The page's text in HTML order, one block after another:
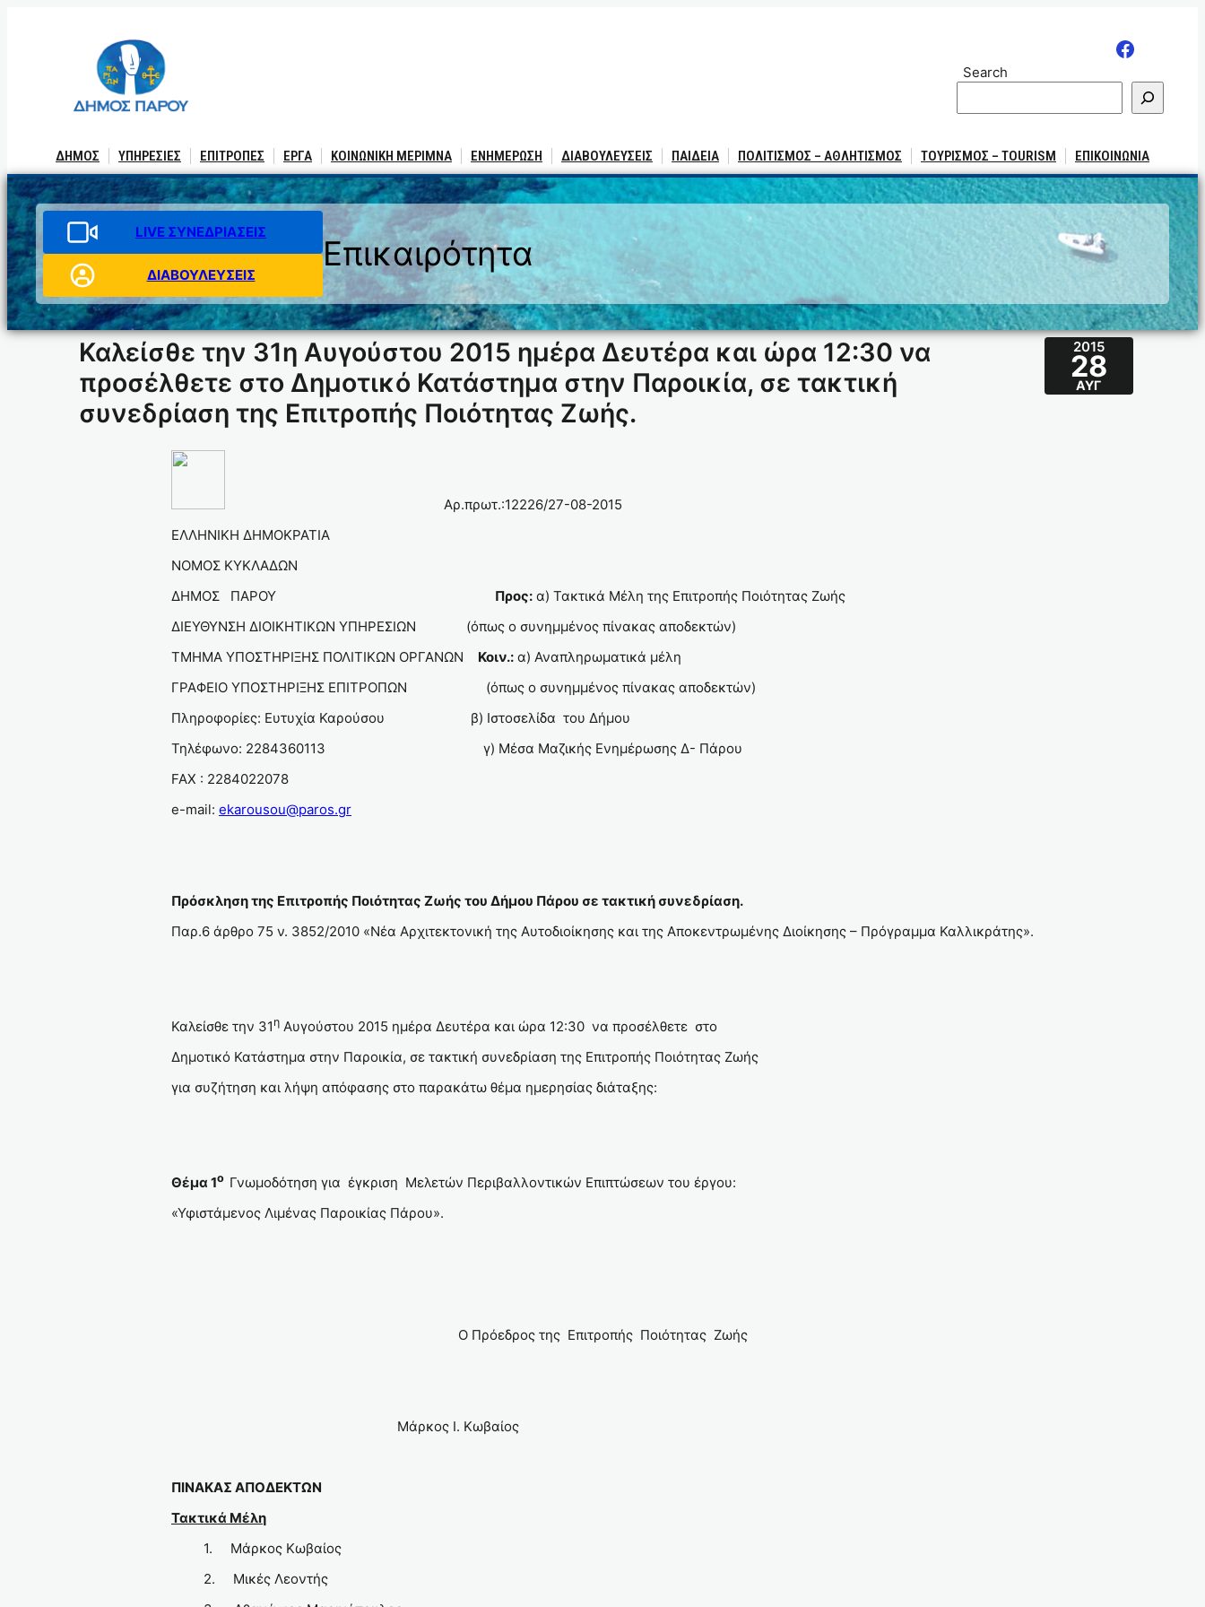
Search
ΔΗΜΟΣ ΥΠΗΡΕΣΙΕΣ ΕΠΙΤΡΟΠΕΣ ΕΡΓΑ ΚΟΙΝΩΝΙΚΗ ΜΕΡΙΜΝΑ ΕΝΗΜΕΡΩΣΗ ΔΙΑΒΟΥΛΕΥΣΕΙΣ ΠΑΙΔΕΙΑ ΠΟΛΙΤΙΣΜΟΣ – ΑΘΛΗΤΙΣΜΟΣ ΤΟΥΡΙΣΜΟΣ – TOURISM ΕΠΙΚΟΙΝΩΝΙΑ
LIVE ΣΥΝΕΔΡΙΑΣΕΙΣ
ΔΙΑΒΟΥΛΕΥΣΕΙΣ
Επικαιρότητα
Καλείσθε την 31η Αυγούστου 2015 ημέρα Δευτέρα και ώρα 12:30 να
προσέλθετε στο Δημοτικό Κατάστημα στην Παροικία, σε τακτική
συνεδρίαση της Επιτροπής Ποιότητας Ζωής.
2015
28
ΑΥΓ
Αρ.πρωτ.:12226/27-08-2015
ΕΛΛΗΝΙΚΗ ΔΗΜΟΚΡΑΤΙΑ
ΝΟΜΟΣ ΚΥΚΛΑΔΩΝ
ΔΗΜΟΣ ΠΑΡΟΥ Προς: α) Τακτικά Μέλη της Επιτροπής Ποιότητας Ζωής
ΔΙΕΥΘΥΝΣΗ ΔΙΟΙΚΗΤΙΚΩΝ ΥΠΗΡΕΣΙΩΝ (όπως ο συνημμένος πίνακας αποδεκτών)
ΤΜΗΜΑ ΥΠΟΣΤΗΡΙΞΗΣ ΠΟΛΙΤΙΚΩΝ ΟΡΓΑΝΩΝ Κοιν.: α) Αναπληρωματικά μέλη
ΓΡΑΦΕΙΟ ΥΠΟΣΤΗΡΙΞΗΣ ΕΠΙΤΡΟΠΩΝ (όπως ο συνημμένος πίνακας αποδεκτών)
Πληροφορίες: Ευτυχία Καρούσου β) Ιστοσελίδα του Δήμου
Τηλέφωνο: 2284360113 γ) Μέσα Μαζικής Ενημέρωσης Δ- Πάρου
FAX : 2284022078
e-mail: ekarousou@paros.gr
Πρόσκληση της Επιτροπής Ποιότητας Ζωής του Δήμου Πάρου σε τακτική συνεδρίαση.
Παρ.6 άρθρο 75 ν. 3852/2010 «Νέα Αρχιτεκτονική της Αυτοδιοίκησης και της Αποκεντρωμένης Διοίκησης – Πρόγραμμα Καλλικράτης».
Καλείσθε την 31 η Αυγούστου 2015 ημέρα Δευτέρα και ώρα 12:30 να προσέλθετε στο
Δημοτικό Κατάστημα στην Παροικία, σε τακτική συνεδρίαση της Επιτροπής Ποιότητας Ζωής
για συζήτηση και λήψη απόφασης στο παρακάτω θέμα ημερησίας διάταξης:
Θέμα 1ο Γνωμοδότηση για έγκριση Μελετών Περιβαλλοντικών Επιπτώσεων του έργου:
«Υφιστάμενος Λιμένας Παροικίας Πάρου».
Ο Πρόεδρος της Επιτροπής Ποιότητας Ζωής
Μάρκος Ι. Κωβαίος
ΠΙΝΑΚΑΣ ΑΠΟΔΕΚΤΩΝ
Τακτικά Μέλη
1. Μάρκος Κωβαίος
2. Μικές Λεοντής